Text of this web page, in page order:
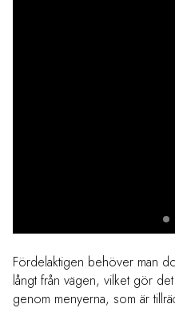
Fördelaktigen behöver man
långt från vägen, vilket gör
genom menyerna, som är